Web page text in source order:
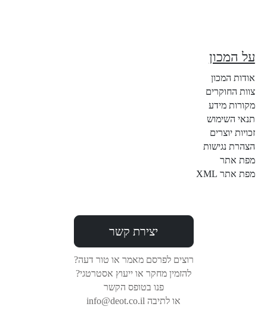
על המכון
אודות המכון
צוות החוקרים
מקורות מידע
תנאי השימוש
זכויות יוצרים
הצהרת נגישות
מפת אתר
מפת אתר XML
יצירת קשר
רוצים לפרסם מאמר או טור דעה?
להזמין מחקר או ייעוץ אסטרטגי?
פנו בטופס הקשר
או לתיבה info@deot.co.il